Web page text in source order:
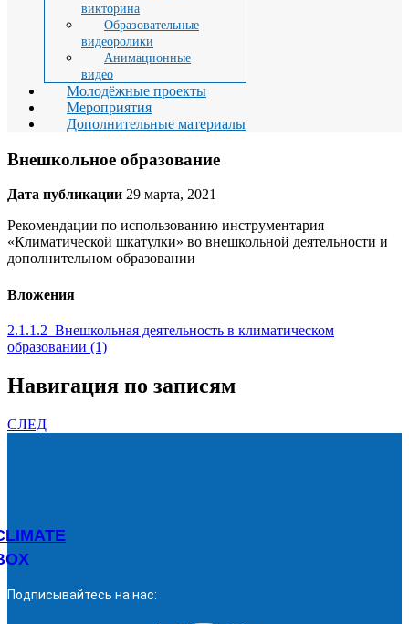
викторина
Образовательные
видеоролики
Анимационные
видео
Молодёжные проекты
Мероприятия
Дополнительные материалы
Внешкольное образование
Дата публикации 29 марта, 2021
Рекомендации по использованию инструментария
«Климатической шкатулки» во внешкольной деятельности и
дополнительном образовании
Вложения
2.1.1.2_Внешкольная деятельность в климатическом
образовании (1)
Навигация по записям
СЛЕД
Подписывайтесь на нас: